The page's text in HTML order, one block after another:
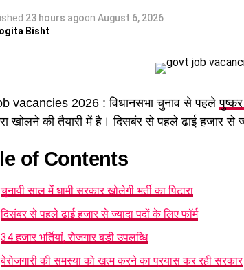
23 hours agoon August 6, 2026
Bisht
vacancies 2026 : विधानसभा चुनाव से पहले
खोलने की तैयारी में है। दिसबंर से पहले ढाई हजार से
of Contents
चुनावी साल में धामी सरकार खोलेगी भर्ती का पिटारा
दिसंबर से पहले ढाई हजार से ज्यादा पदों के लिए फॉर्म
34 हजार भर्तियां, रोजगार बड़ी उपलब्धि
बेरोजगारी की समस्या को खत्म करने का प्रयास कर रही सरकार